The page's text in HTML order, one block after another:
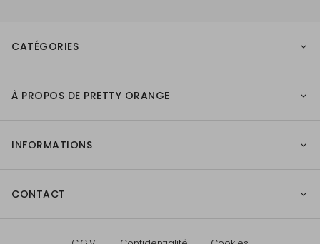
CATÉGORIES
À PROPOS DE PRETTY ORANGE
INFORMATIONS
CONTACT